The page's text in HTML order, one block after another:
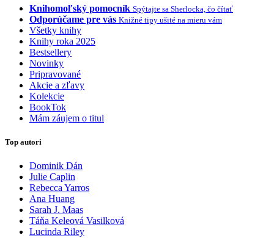
Knihomoľský pomocník Spýtajte sa Sherlocka, čo čítať
Odporúčame pre vás Knižné tipy ušité na mieru vám
Všetky knihy
Knihy roka 2025
Bestsellery
Novinky
Pripravované
Akcie a zľavy
Kolekcie
BookTok
Mám záujem o titul
Top autori
Dominik Dán
Julie Caplin
Rebecca Yarros
Ana Huang
Sarah J. Maas
Táňa Keleová Vasilková
Lucinda Riley